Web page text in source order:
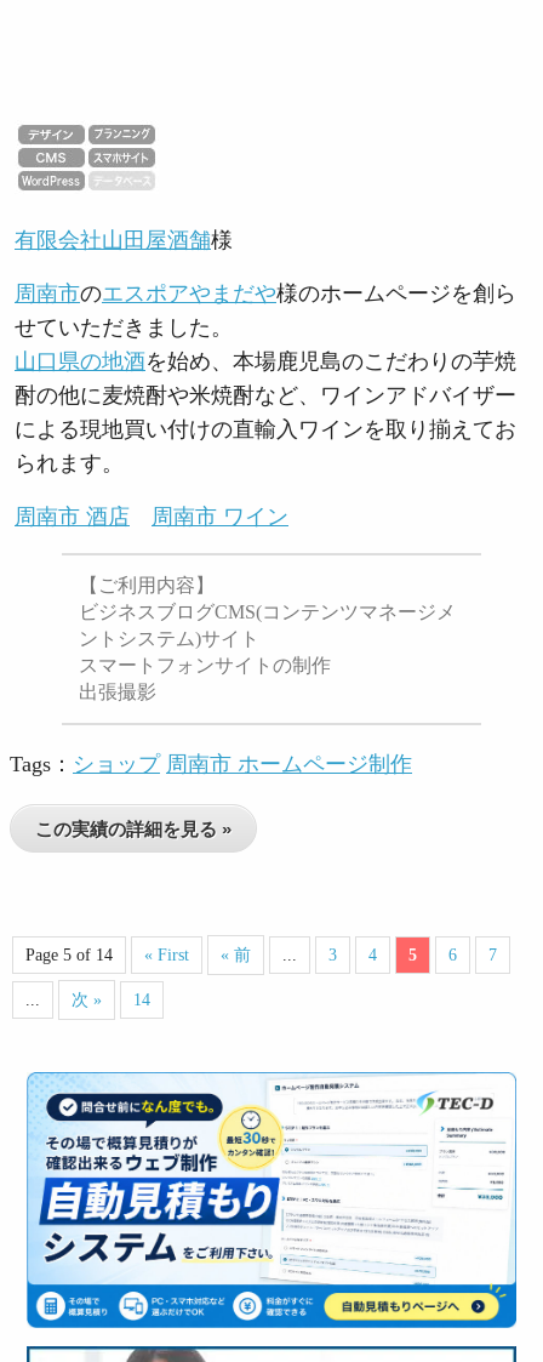
有限会社山田屋酒舗様
周南市のエスポアやまだや様のホームページを創ら
せていただきました。
山口県の地酒を始め、本場鹿児島のこだわりの芋焼
酎の他に麦焼酎や米焼酎など、ワインアドバイザー
による現地買い付けの直輸入ワインを取り揃えてお
られます。
周南市 酒店 周南市 ワイン
【ご利用内容】
ビジネスブログCMS(コンテンツマネージメ
ントシステム)サイト
スマートフォンサイトの制作
出張撮影
Tags： ショップ 周南市 ホームページ制作
この実績の詳細を見る »
Page 5 of 14 « First « 前 3 4 5 6 7
次 » 14